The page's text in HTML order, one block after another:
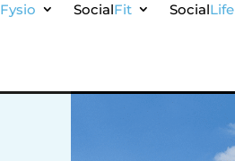
Fysio SocialFit SocialLife